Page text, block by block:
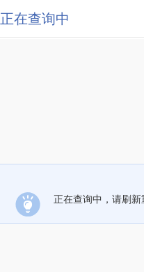
正在查询中
正在查询中，请刷新